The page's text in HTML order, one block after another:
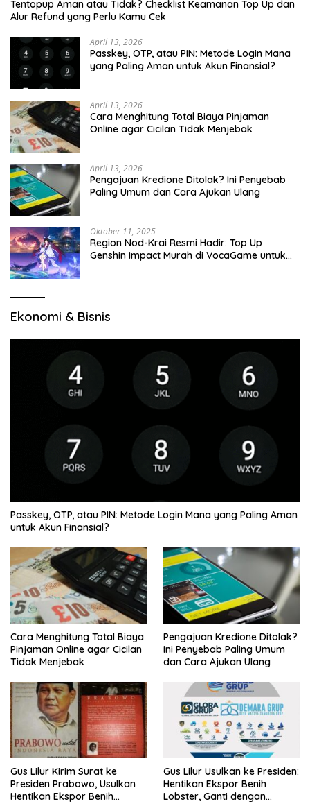
Tentopup Aman atau Tidak? Checklist Keamanan Top Up dan
Alur Refund yang Perlu Kamu Cek
April 13, 2026
Passkey, OTP, atau PIN: Metode Login Mana
yang Paling Aman untuk Akun Finansial?
April 13, 2026
Cara Menghitung Total Biaya Pinjaman
Online agar Cicilan Tidak Menjebak
April 13, 2026
Pengajuan Kredione Ditolak? Ini Penyebab
Paling Umum dan Cara Ajukan Ulang
Oktober 11, 2025
Region Nod-Krai Resmi Hadir: Top Up
Genshin Impact Murah di VocaGame untuk
Ekonomi & Bisnis
Passkey, OTP, atau PIN: Metode Login Mana yang Paling Aman
untuk Akun Finansial?
Cara Menghitung Total Biaya
Pinjaman Online agar Cicilan
Tidak Menjebak
Pengajuan Kredione Ditolak?
Ini Penyebab Paling Umum
dan Cara Ajukan Ulang
Gus Lilur Kirim Surat ke
Presiden Prabowo, Usulkan
Hentikan Ekspor Benih
Gus Lilur Usulkan ke Presiden:
Hentikan Ekspor Benih
Lobster, Ganti dengan